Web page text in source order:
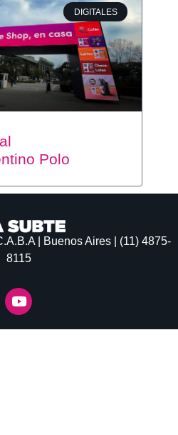
DIGITALES
Polo
| Buenos Aires | (11) 4875-
8115